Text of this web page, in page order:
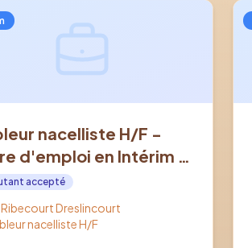
nacelliste H/F -
d'emploi en Intérim à
DRESLINCOURT
accepté
Dreslincourt
nacelliste H/F